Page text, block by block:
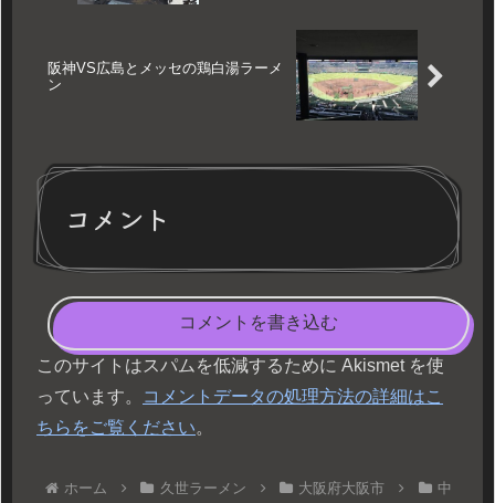
阪神VS広島とメッセの鶏白湯ラーメ
ン
コメント
コメントを書き込む
このサイトはスパムを低減するために Akismet を使
っています。
コメントデータの処理方法の詳細はこ
ちらをご覧ください。
ホーム 久世ラーメン 大阪府大阪市
中